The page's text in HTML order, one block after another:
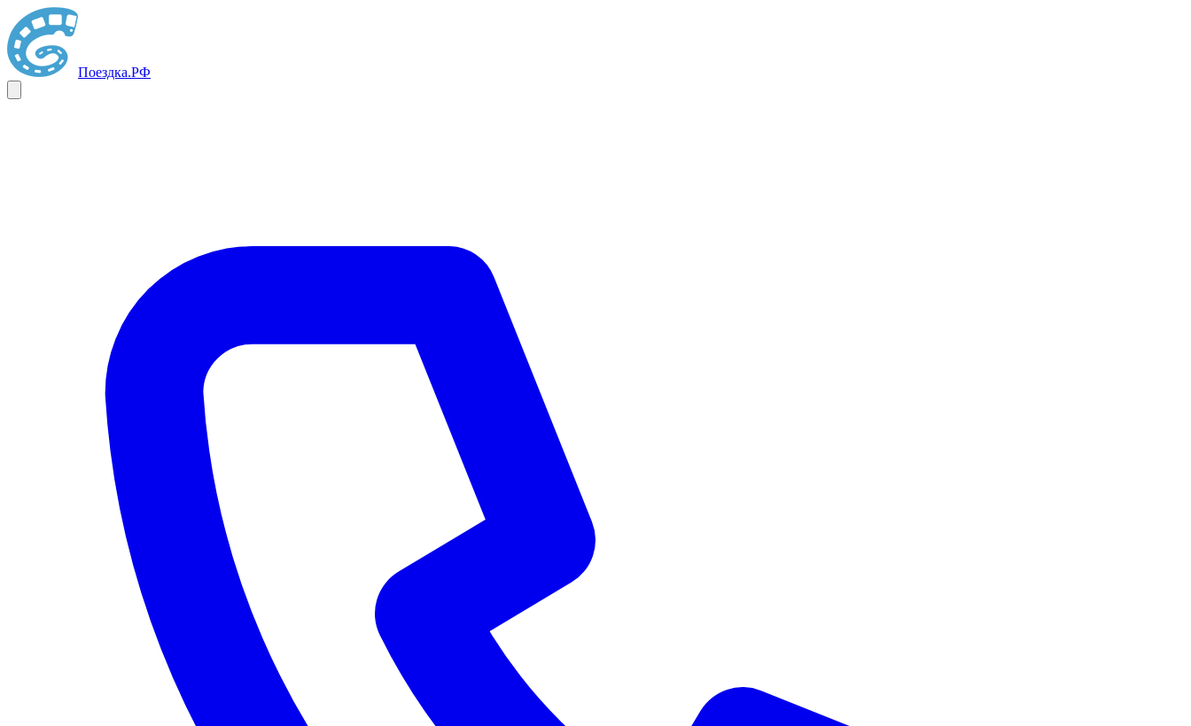
Поездка.РФ